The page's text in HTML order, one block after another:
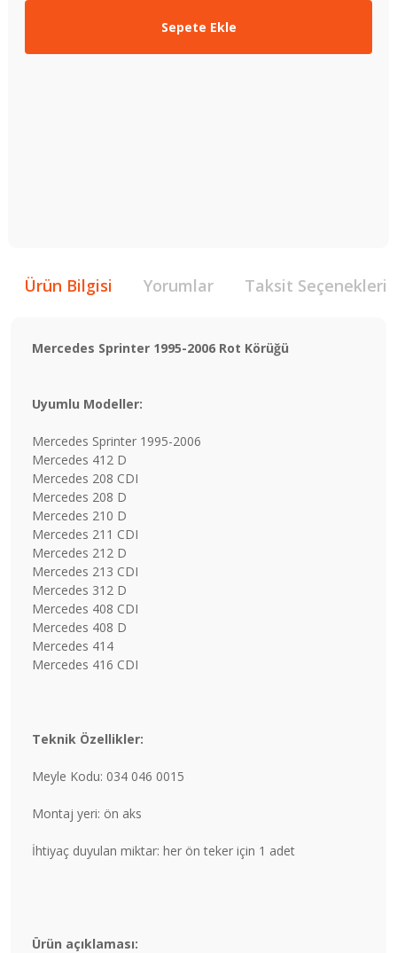
Sepete Ekle
Ürün Bilgisi Yorumlar Taksit Seçenekleri
Mercedes Sprinter 1995-2006 Rot Körüğü
Uyumlu Modeller:
Mercedes Sprinter 1995-2006
Mercedes 412 D
Mercedes 208 CDI
Mercedes 208 D
Mercedes 210 D
Mercedes 211 CDI
Mercedes 212 D
Mercedes 213 CDI
Mercedes 312 D
Mercedes 408 CDI
Mercedes 408 D
Mercedes 414
Mercedes 416 CDI
Teknik Özellikler:
Meyle Kodu: 034 046 0015
Montaj yeri: ön aks
İhtiyaç duyulan miktar: her ön teker için 1 adet
Ürün açıklaması: